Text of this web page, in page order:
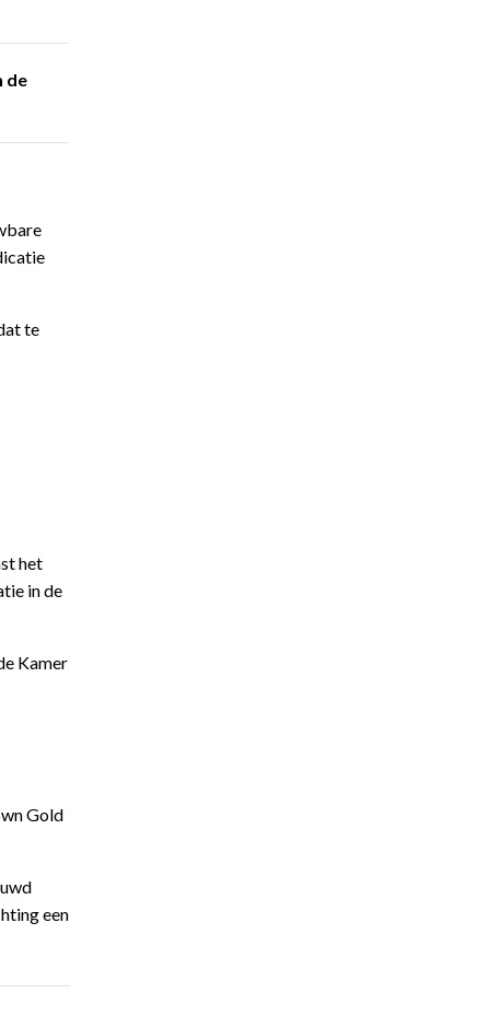
de
te
het
in de
Kamer
Gold
een